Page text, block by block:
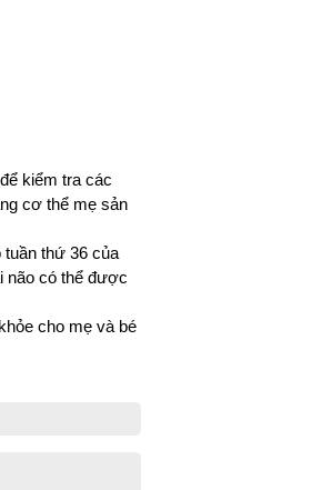
kiểm tra các
cơ thể mẹ sản
tuần thứ 36 của
não có thể được
cho mẹ và bé